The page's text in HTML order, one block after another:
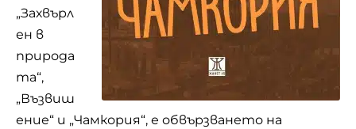
„Захвърл
ен в
природа
та“,
„Възвиш
ение“ и „Чамкория“, е обвързването на